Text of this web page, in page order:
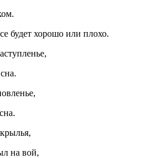
будет хорошо или плохо.
на вой,